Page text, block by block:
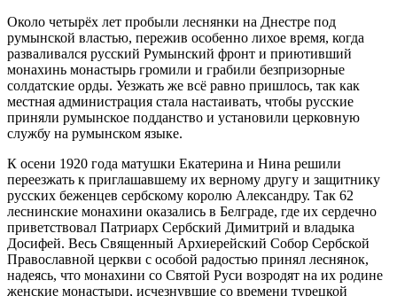
Около четырёх лет пробыли леснянки на Днестре под
румынской властью, пережив особенно лихое время, когда
разваливался русский Румынский фронт и приютивший
монахинь монастырь громили и грабили безпризорные
солдатские орды. Уезжать же всё равно пришлось, так как
местная администрация стала настаивать, чтобы русские
приняли румынское подданство и установили церковную
службу на румынском языке.
К осени 1920 года матушки Екатерина и Нина решили
переезжать к приглашавшему их верному другу и защитнику
русских беженцев сербскому королю Александру. Так 62
леснинские монахини оказались в Белграде, где их сердечно
приветствовал Патриарх Сербский Димитрий и владыка
Досифей. Весь Священный Архиерейский Собор Сербской
Православной церкви с особой радостью принял леснянок,
надеясь, что монахини со Святой Руси возродят на их родине
женские монастыри, исчезнувшие со времени турецкой